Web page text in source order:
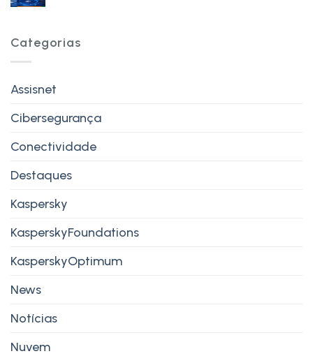
Categorias
Assisnet
Cibersegurança
Conectividade
Destaques
Kaspersky
KasperskyFoundations
KasperskyOptimum
News
Notícias
Nuvem